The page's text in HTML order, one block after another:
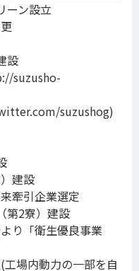
ーン設立
設
suzusho-
suzushog)
建設
牽引企業選定
第2寮）建設
り「衛生優良事業
場内動力の一部を自